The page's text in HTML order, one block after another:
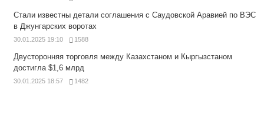
Стали известны детали соглашения с Саудовской Аравией по ВЭС
в Джунгарских воротах
30.01.2025 19:10 1588
Двусторонняя торговля между Казахстаном и Кыргызстаном
достигла $1,6 млрд
30.01.2025 18:57 1482